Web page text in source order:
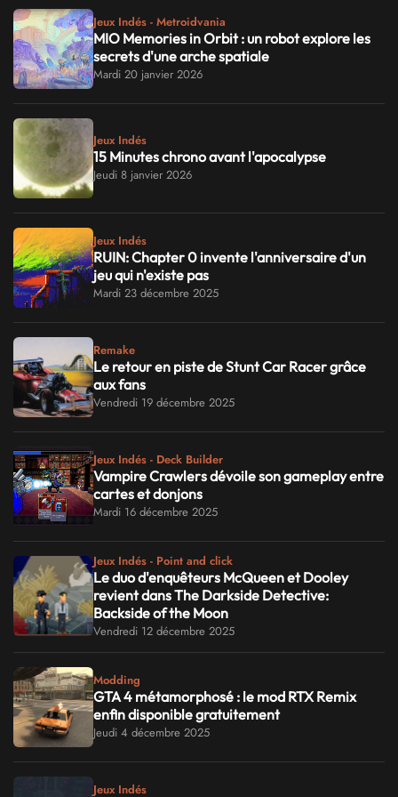
Jeux Indés - Metroidvania
MIO Memories in Orbit : un robot explore les
secrets d'une arche spatiale
Mardi 20 janvier 2026
Jeux Indés
15 Minutes chrono avant l'apocalypse
Jeudi 8 janvier 2026
Jeux Indés
RUIN: Chapter 0 invente l'anniversaire d'un
jeu qui n'existe pas
Mardi 23 décembre 2025
Remake
Le retour en piste de Stunt Car Racer grâce
aux fans
Vendredi 19 décembre 2025
Jeux Indés - Deck Builder
Vampire Crawlers dévoile son gameplay entre
cartes et donjons
Mardi 16 décembre 2025
Jeux Indés - Point and click
Le duo d'enquêteurs McQueen et Dooley
revient dans The Darkside Detective:
Backside of the Moon
Vendredi 12 décembre 2025
Modding
GTA 4 métamorphosé : le mod RTX Remix
enfin disponible gratuitement
Jeudi 4 décembre 2025
Jeux Indés